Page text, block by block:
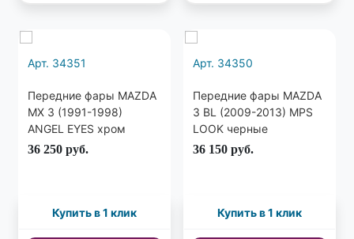
Арт. 34351
Передние фары MAZDA
MX 3 (1991-1998)
ANGEL EYES хром
36 250 руб.
Купить в 1 клик
Арт. 34350
Передние фары MAZDA
3 BL (2009-2013) MPS
LOOK черные
36 150 руб.
Купить в 1 клик